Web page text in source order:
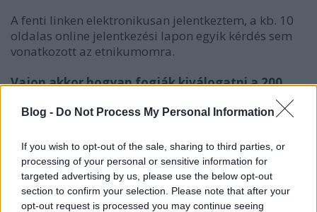
Blog - Do Not Process My Personal Information
If you wish to opt-out of the sale, sharing to third parties, or
processing of your personal or sensitive information for
targeted advertising by us, please use the below opt-out
section to confirm your selection. Please note that after your
opt-out request is processed you may continue seeing
A fenti linken elektronikusan jelentkeztem, a kb. 10
oldalas online jelentkezési lapon egyik kérdés sem
vonatkozott az etnikumomra.
Vajon akkor hogyan fogják kiválogatni a 200
harsány, gyors és minden lében kanál TASZ és
Helsinki Bizottság ...